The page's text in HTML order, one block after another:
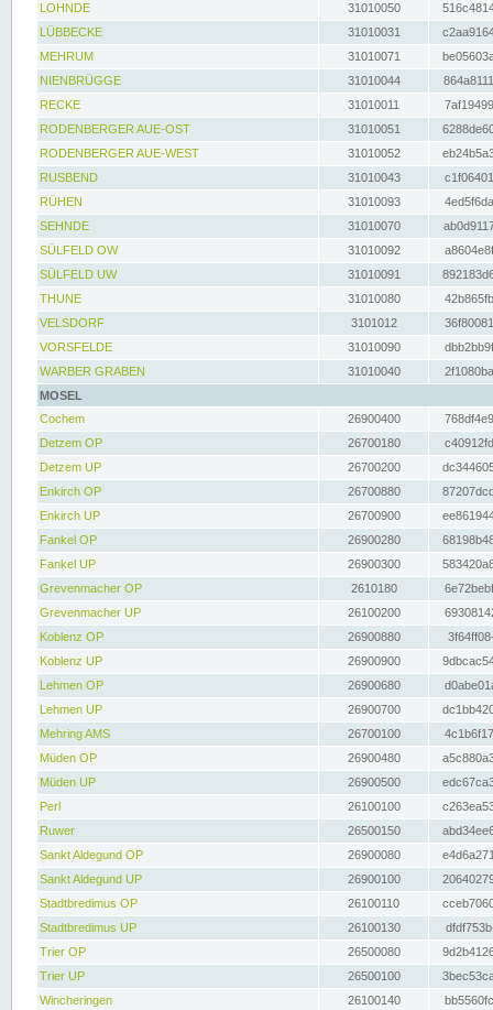
LOHNDE
31010050
LÜBBECKE
31010031
MEHRUM
31010071
NIENBRÜGGE
31010044
RECKE
31010011
RODENBERGER AUE-OST
31010051
RODENBERGER AUE-WEST
31010052
RUSBEND
31010043
RÜHEN
31010093
SEHNDE
31010070
SÜLFELD OW
31010092
SÜLFELD UW
31010091
THUNE
31010080
VELSDORF
3101012
VORSFELDE
31010090
WARBER GRABEN
31010040
MOSEL
Cochem
26900400
Detzem OP
26700180
Detzem UP
26700200
Enkirch OP
26700880
Enkirch UP
26700900
Fankel OP
26900280
Fankel UP
26900300
Grevenmacher OP
2610180
Grevenmacher UP
26100200
Koblenz OP
26900880
Koblenz UP
26900900
Lehmen OP
26900680
Lehmen UP
26900700
Mehring AMS
26700100
Müden OP
26900480
Müden UP
26900500
Perl
26100100
Ruwer
26500150
Sankt Aldegund OP
26900080
Sankt Aldegund UP
26900100
Stadtbredimus OP
26100110
Stadtbredimus UP
26100130
Trier OP
26500080
Trier UP
26500100
Wincheringen
26100140